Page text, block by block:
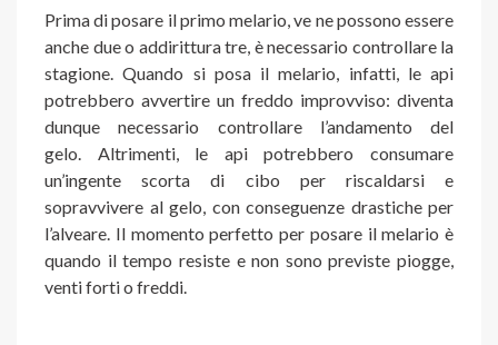
Prima di posare il primo melario, ve ne possono essere
anche due o addirittura tre, è necessario controllare la
stagione. Quando si posa il melario, infatti, le api
potrebbero avvertire un freddo improvviso: diventa
dunque necessario controllare l’andamento del
gelo. Altrimenti, le api potrebbero consumare
un’ingente scorta di cibo per riscaldarsi e
sopravvivere al gelo, con conseguenze drastiche per
l’alveare. Il momento perfetto per posare il melario è
quando il tempo resiste e non sono previste piogge,
venti forti o freddi.